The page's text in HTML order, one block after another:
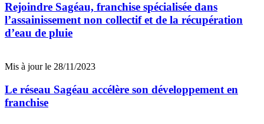
Rejoindre Sagéau, franchise spécialisée dans
l’assainissement non collectif et de la récupération
d’eau de pluie
Mis à jour le 28/11/2023
Le réseau Sagéau accélère son développement en
franchise